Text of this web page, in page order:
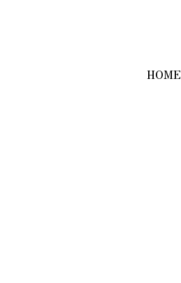
HOME